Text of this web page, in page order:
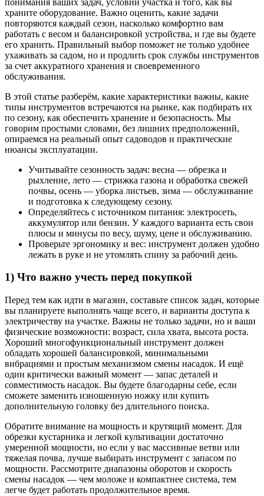
храните оборудование. Важно оценить, какие задачи
повторяются каждый сезон, насколько комфортно вам
работать с весом и балансировкой устройства, и где вы будете
его хранить. Правильный выбор поможет не только удобнее
ухаживать за садом, но и продлить срок службы инструментов
за счет аккуратного хранения и своевременного
обслуживания.
В этой статье разберём, какие характеристики важны, какие
типы инструментов встречаются на рынке, как подбирать их
по сезону, как обеспечить хранение и безопасность. Мы
говорим простыми словами, без лишних предположений,
опираемся на реальный опыт садоводов и практические
нюансы эксплуатации.
Учитывайте сезонность задач: весна — обрезка и
рыхление, лето — стрижка газона и обработка свежей
почвы, осень — уборка листьев, зима — обслуживание
и подготовка к следующему сезону.
Определяйтесь с источником питания: электросеть,
аккумулятор или бензин. У каждого варианта есть свои
плюсы и минусы по весу, шуму, цене и обслуживанию.
Проверьте эргономику и вес: инструмент должен удобно
лежать в руке и не утомлять спину за рабочий день.
1) Что важно учесть перед покупкой
Перед тем как идти в магазин, составьте список задач, которые
вы планируете выполнять чаще всего, и варианты доступа к
электричеству на участке. Важны не только задачи, но и ваши
физические возможности: возраст, сила хватa, высота роста.
Хороший многофункциональный инструмент должен
обладать хорошей балансировкой, минимальными
вибрациями и простым механизмом смены насадок. И ещё
один критически важный момент — запас деталей и
совместимость насадок. Вы будете благодарны себе, если
сможете заменить изношенную ножку или купить
дополнительную головку без длительного поиска.
Обратите внимание на мощность и крутящий момент. Для
обрезки кустарника и легкой культивации достаточно
умеренной мощности, но если у вас массивные ветви или
тяжелая почва, лучше выбирать инструмент с запасом по
мощности. Рассмотрите диапазоны оборотов и скорость
смены насадок — чем моложе и компактнее система, тем
легче будет работать продолжительное время.